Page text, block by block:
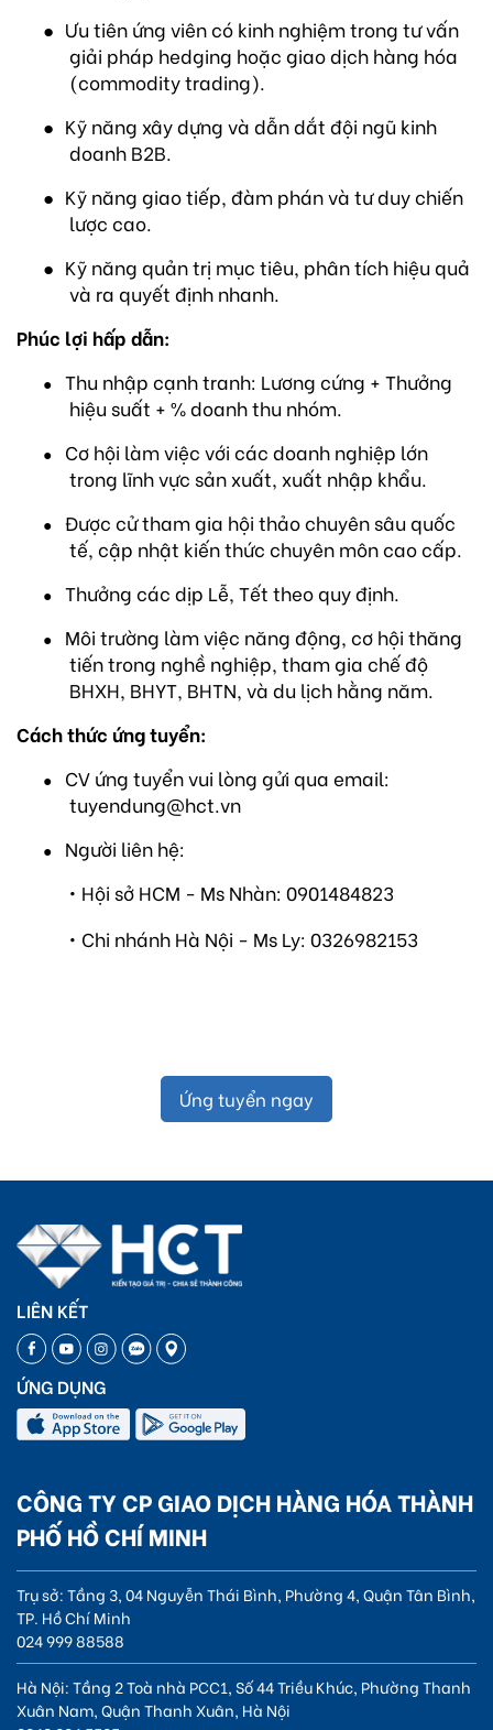
● Ưu tiên ứng viên có kinh nghiệm trong tư vấn
giải pháp hedging hoặc giao dịch hàng hóa
(commodity trading).
● Kỹ năng xây dựng và dẫn dắt đội ngũ kinh
doanh B2B.
● Kỹ năng giao tiếp, đàm phán và tư duy chiến
lược cao.
● Kỹ năng quản trị mục tiêu, phân tích hiệu quả
và ra quyết định nhanh.
Phúc lợi hấp dẫn:
● Thu nhập cạnh tranh: Lương cứng + Thưởng
hiệu suất + % doanh thu nhóm.
●
Cơ hội làm việc với các doanh nghiệp lớn
trong lĩnh vực sản xuất, xuất nhập khẩu.
● Được cử tham gia hội thảo chuyên sâu quốc
tế, cập nhật kiến thức chuyên môn cao cấp.
● Thưởng các dịp Lễ, Tết theo quy định.
●
Môi trường làm việc năng động, cơ hội thăng
tiến trong nghề nghiệp, tham gia chế độ
BHXH, BHYT, BHTN, và du lịch hằng năm.
Cách thức ứng tuyển:
●
CV ứng tuyển vui lòng gửi qua email:
tuyendung@hct.vn
●
Người liên hệ:
• Hội sở HCM - Ms Nhàn: 0901484823
• Chi nhánh Hà Nội - Ms Ly: 0326982153
Ứng tuyển ngay
LIÊN KẾT
ỨNG DỤNG
CÔNG TY CP GIAO DỊCH HÀNG HÓA THÀNH
PHỐ HỒ CHÍ MINH
Trụ sở: Tầng 3, 04 Nguyễn Thái Bình, Phường 4, Quận Tân Bình,
TP. Hồ Chí Minh
024 999 88588
Hà Nội: Tầng 2 Toà nhà PCC1, Số 44 Triều Khúc, Phường Thanh
Xuân Nam, Quận Thanh Xuân, Hà Nội